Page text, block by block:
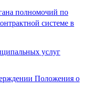
полномочий по
системе в
услуг
Положения о